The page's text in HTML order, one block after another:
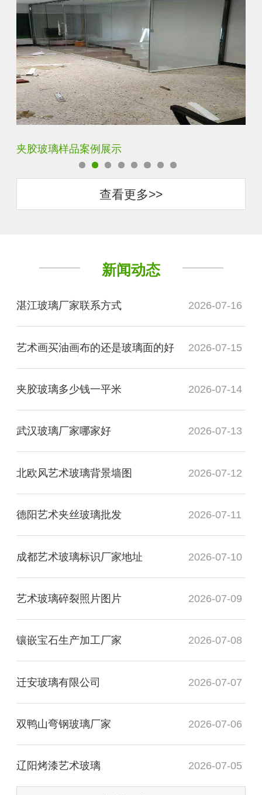
夹胶玻璃样品案例展示
查看更多>>
新闻动态
湛江玻璃厂家联系方式 2026-07-16
艺术画买油画布的还是玻璃面的好 2026-07-15
夹胶玻璃多少钱一平米 2026-07-14
武汉玻璃厂家哪家好 2026-07-13
北欧风艺术玻璃背景墙图 2026-07-12
德阳艺术夹丝玻璃批发 2026-07-11
成都艺术玻璃标识厂家地址 2026-07-10
艺术玻璃碎裂照片图片 2026-07-09
镶嵌宝石生产加工厂家 2026-07-08
迁安玻璃有限公司 2026-07-07
双鸭山弯钢玻璃厂家 2026-07-06
辽阳烤漆艺术玻璃 2026-07-05